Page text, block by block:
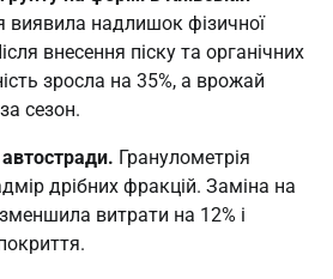
виявила надлишок фізичної
внесення піску та органічних
зросла на 35%, а врожай
сезон.
Гранулометрія
дрібних фракцій. Заміна на
витрати на 12% і